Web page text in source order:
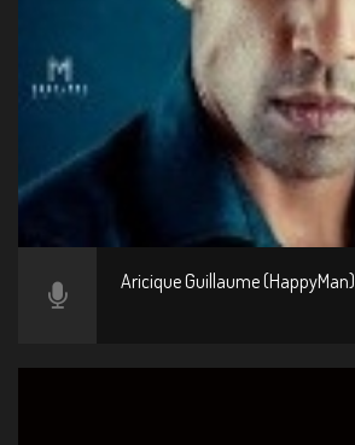
Aricique Guillaume (HappyMan)